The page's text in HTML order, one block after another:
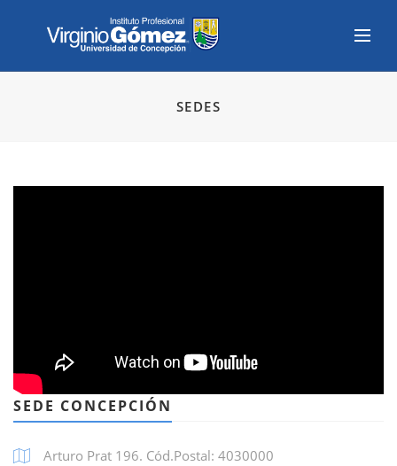
SEDES
SEDE CONCEPCIÓN
Arturo Prat 196. Cód.Postal: 4030000